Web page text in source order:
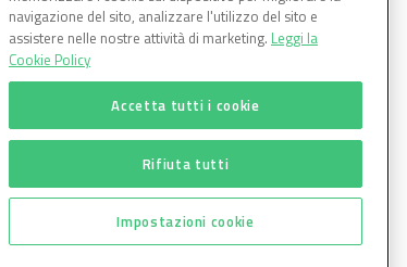
Governo
Basf Italia cresce
nel primo semestre
2026: fatturato a
1,07 miliardi (+7,1%)
Privacy Cookies
navigazione del sito, analizzare l'utilizzo del sito e
assistere nelle nostre attività di marketing. Leggi la
Cookie Policy
Accetta tutti i cookie
Rifiuta tutti
Impostazioni cookie